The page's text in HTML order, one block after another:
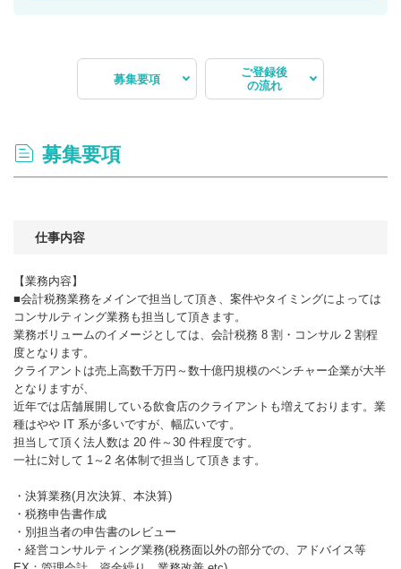
募集要項
ご登録後
の流れ
募集要項
仕事内容
【業務内容】
■会計税務業務をメインで担当して頂き、案件やタイミングによっては
コンサルティング業務も担当して頂きます。
業務ボリュームのイメージとしては、会計税務 8 割・コンサル 2 割程
度となります。
クライアントは売上高数千万円～数十億円規模のベンチャー企業が大半
となりますが、
近年では店舗展開している飲食店のクライアントも増えております。業
種はやや IT 系が多いですが、幅広いです。
担当して頂く法人数は 20 件～30 件程度です。
一社に対して 1～2 名体制で担当して頂きます。
・決算業務(月次決算、本決算)
・税務申告書作成
・別担当者の申告書のレビュー
・経営コンサルティング業務(税務面以外の部分での、アドバイス等